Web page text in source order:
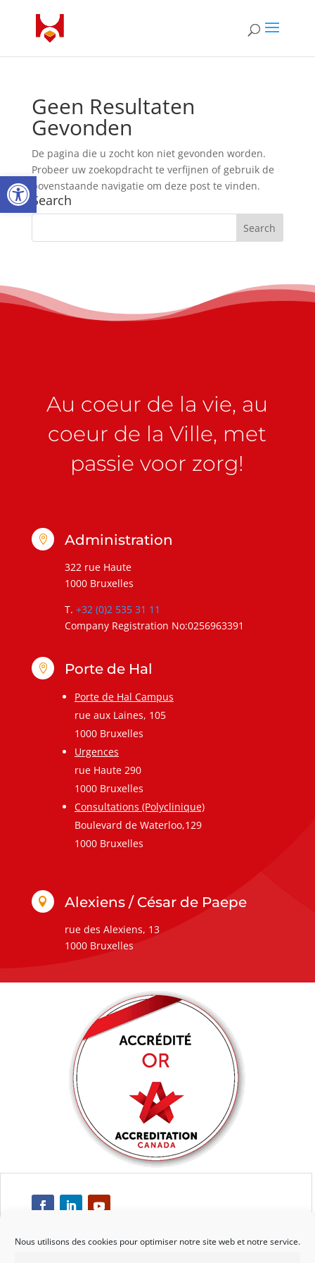
Nous utilisons des cookies pour optimiser notre site web et notre service.
Open toolbar
Geen Resultaten
Gevonden
De pagina die u zocht kon niet gevonden worden.
Probeer uw zoekopdracht te verfijnen of gebruik de
bovenstaande navigatie om deze post te vinden.
Search
Au coeur de la vie, au
coeur de la Ville, met
passie voor zorg!
 Administration
322 rue Haute
1000 Bruxelles
T. +32 (0)2 535 31 11
Company Registration No:0256963391
 Porte de Hal
Porte de Hal Campus
rue aux Laines, 105
1000 Bruxelles
Urgences
rue Haute 290
1000 Bruxelles
Consultations (Polyclinique)
Boulevard de Waterloo,129
1000 Bruxelles
 Alexiens / César de Paepe
rue des Alexiens, 13
1000 Bruxelles